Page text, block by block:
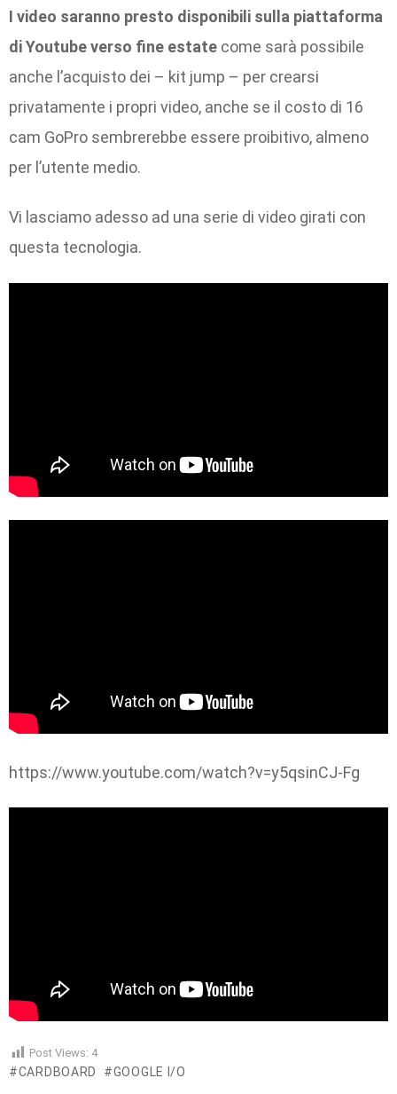
I video saranno presto disponibili sulla piattaforma
di Youtube verso fine estate come sarà possibile
anche l’acquisto dei – kit jump – per crearsi
privatamente i propri video, anche se il costo di 16
cam GoPro sembrerebbe essere proibitivo, almeno
per l’utente medio.
Vi lasciamo adesso ad una serie di video girati con
questa tecnologia.
https://www.youtube.com/watch?v=y5qsinCJ-Fg
Post Views: 4
CARDBOARD GOOGLE I/O